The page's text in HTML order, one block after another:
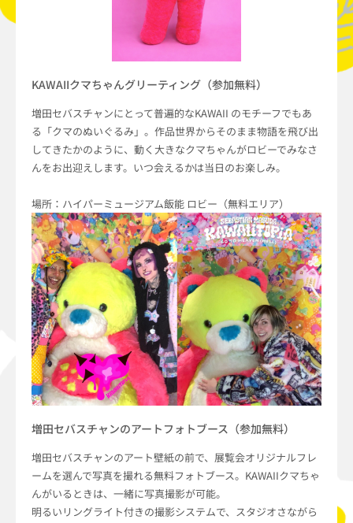
KAWAIIクマちゃんグリーティング（参加無料）
増田セバスチャンにとって普遍的なKAWAII のモチーフでもあ
る「クマのぬいぐるみ」。作品世界からそのまま物語を飛び出
してきたかのように、動く大きなクマちゃんがロビーでみなさ
んをお出迎えします。いつ会えるかは当日のお楽しみ。
場所：ハイパーミュージアム飯能 ロビー（無料エリア）
増田セバスチャンのアートフォトブース（参加無料）
増田セバスチャンのアート壁紙の前で、展覧会オリジナルフレ
ームを選んで写真を撮れる無料フォトブース。KAWAIIクマちゃ
んがいるときは、一緒に写真撮影が可能。
明るいリングライト付きの撮影システムで、スタジオさながら